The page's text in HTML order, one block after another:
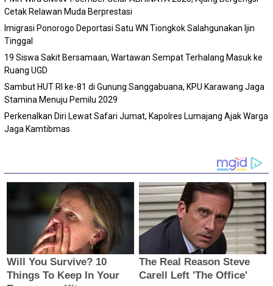
Cetak Relawan Muda Berprestasi
Imigrasi Ponorogo Deportasi Satu WN Tiongkok Salahgunakan Ijin
Tinggal
19 Siswa Sakit Bersamaan, Wartawan Sempat Terhalang Masuk ke
Ruang UGD
Sambut HUT RI ke-81 di Gunung Sanggabuana, KPU Karawang Jaga
Stamina Menuju Pemilu 2029
Perkenalkan Diri Lewat Safari Jumat, Kapolres Lumajang Ajak Warga
Jaga Kamtibmas